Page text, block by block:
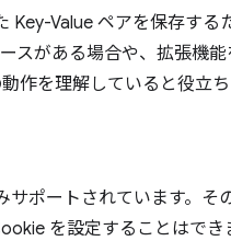
Value ペアを保存する
スがある場合や、拡張機
作を理解していると役立ち
サポートされています。そ
を設定することはでき